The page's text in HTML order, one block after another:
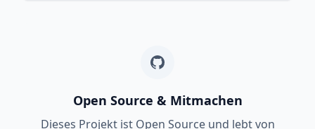
Open Source & Mitmachen
Dieses Projekt ist Open Source und lebt von